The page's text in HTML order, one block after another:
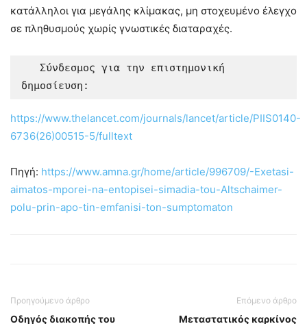
κατάλληλοι για μεγάλης κλίμακας, μη στοχευμένο έλεγχο
σε πληθυσμούς χωρίς γνωστικές διαταραχές.
δημοσίευση:
https://www.thelancet.com/journals/lancet/article/PIIS0140-
6736(26)00515-5/fulltext
Πηγή: https://www.amna.gr/home/article/996709/-Exetasi-
aimatos-mporei-na-entopisei-simadia-tou-Altschaimer-
polu-prin-apo-tin-emfanisi-ton-sumptomaton
Προηγούμενο άρθρο
Οδηγός διακοπής του
Επόμενο άρθρο
Μεταστατικός καρκίνος